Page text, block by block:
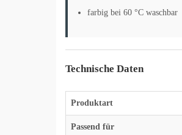
farbig bei 60 °C waschbar
Technische Daten
Produktart
Passend für